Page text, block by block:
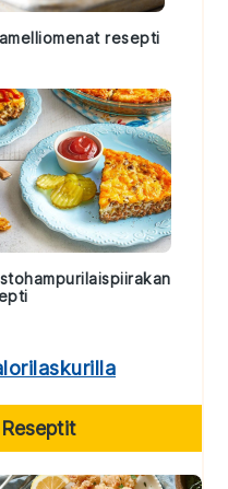
resepti